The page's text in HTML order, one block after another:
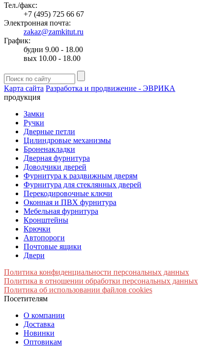
Тел./факс:
+7 (495) 725 66 67
Электронная почта:
zakaz@zamkitut.ru
График:
будни 9.00 - 18.00
вых 10.00 - 18.00
Карта сайта Разработка и продвижение - ЭВРИКА
продукция
Замки
Ручки
Дверные петли
Цилиндровые механизмы
Броненакладки
Дверная фурнитура
Доводчики дверей
Фурнитура к раздвижным дверям
Фурнитура для стеклянных дверей
Перекодировочные ключи
Оконная и ПВХ фурнитура
Мебельная фурнитура
Кронштейны
Крючки
Автопороги
Почтовые ящики
Двери
Политика конфиденциальности персональных данных
Политика в отношении обработки персональных данных
Политика об использовании файлов cookies
Посетителям
О компании
Доставка
Новинки
Оптовикам